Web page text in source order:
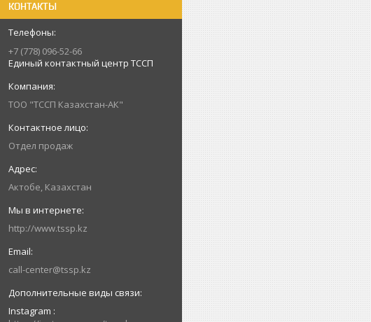
КОНТАКТЫ
+7 (778) 096-52-66
Единый контактный центр ТССП
ТОО "ТССП Казахстан-АК"
Отдел продаж
Актобе, Казахстан
http://www.tssp.kz
call-center@tssp.kz
Instagram